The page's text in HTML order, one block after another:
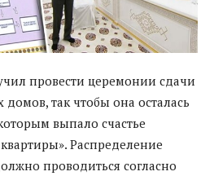
провести церемонии сдачи
так чтобы она осталась
выпало счастье
Распределение
проводиться согласно